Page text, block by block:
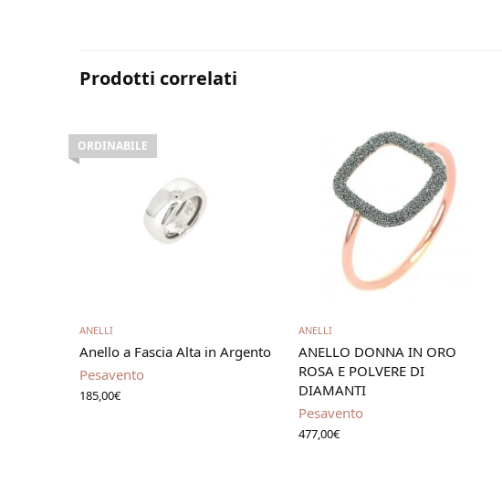
Prodotti correlati
ORDINABILE
ANELLI
Anello a Fascia Alta in Argento
Pesavento
185,00€
ANELLI
ANELLO DONNA IN ORO
ROSA E POLVERE DI
DIAMANTI
Pesavento
477,00€